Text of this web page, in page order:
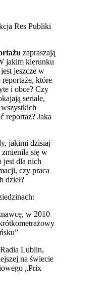
Res Publiki
zapraszają
jakim kierunku
jeszcze w
reportaże, które
i obce? Czy
seriale,
reportaż? Jaka
jakimi dzisiaj
się w
jest dla nich
czy praca
dzieł?
w 2010
Lublin,
na świecie
„Prix